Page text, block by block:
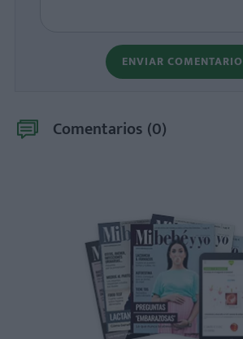
ENVIAR COMENTARIO
Comentarios (0)